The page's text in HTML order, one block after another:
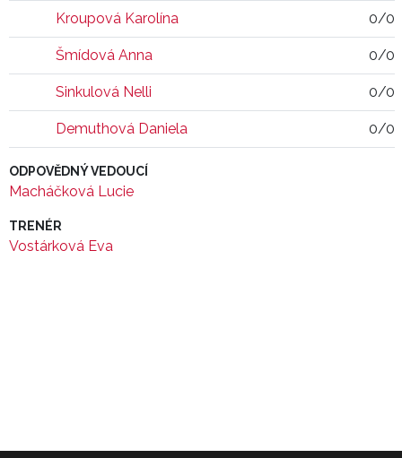
Kroupová Karolína 0/0
Šmídová Anna 0/0
Sinkulová Nelli 0/0
Demuthová Daniela 0/0
ODPOVĚDNÝ VEDOUCÍ
Macháčková Lucie
TRENÉR
Vostárková Eva